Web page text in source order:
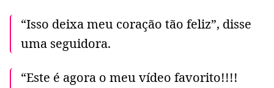
“Isso deixa meu coração tão feliz”, disse
uma seguidora.
“Este é agora o meu vídeo favorito!!!!